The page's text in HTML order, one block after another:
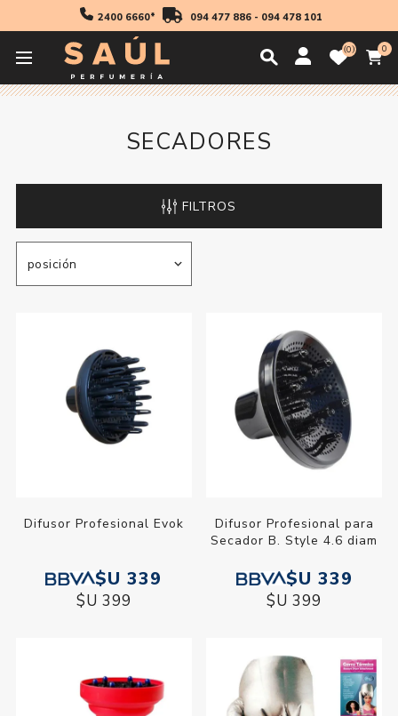
2400 6660* 094 477 886- 094 478 101
0 0
Accesorios
SECADORES
FILTROS
Difusor Profesional Evok
$U 339
$U 399
Difusor Profesional para
Secador B. Style 4.6 diam
$U 339
$U 399